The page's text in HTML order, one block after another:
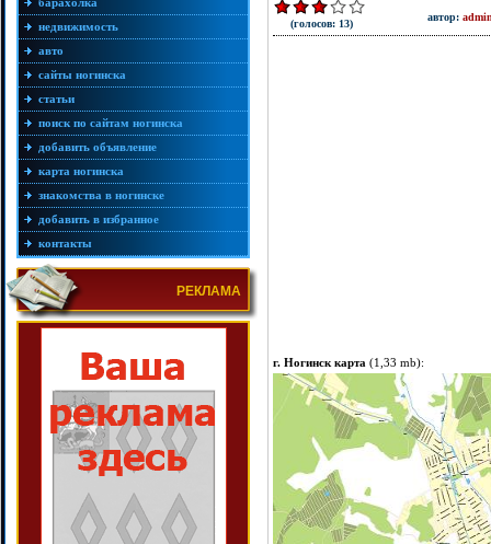
недвижимость
авто
сайты ногинска
статьи
поиск по сайтам ногинска
добавить объявление
карта ногинска
знакомства в ногинске
добавить в избранное
контакты
РЕКЛАМА
(голосов: 13)
автор:
г. Ногинск карта (1,33 mb):